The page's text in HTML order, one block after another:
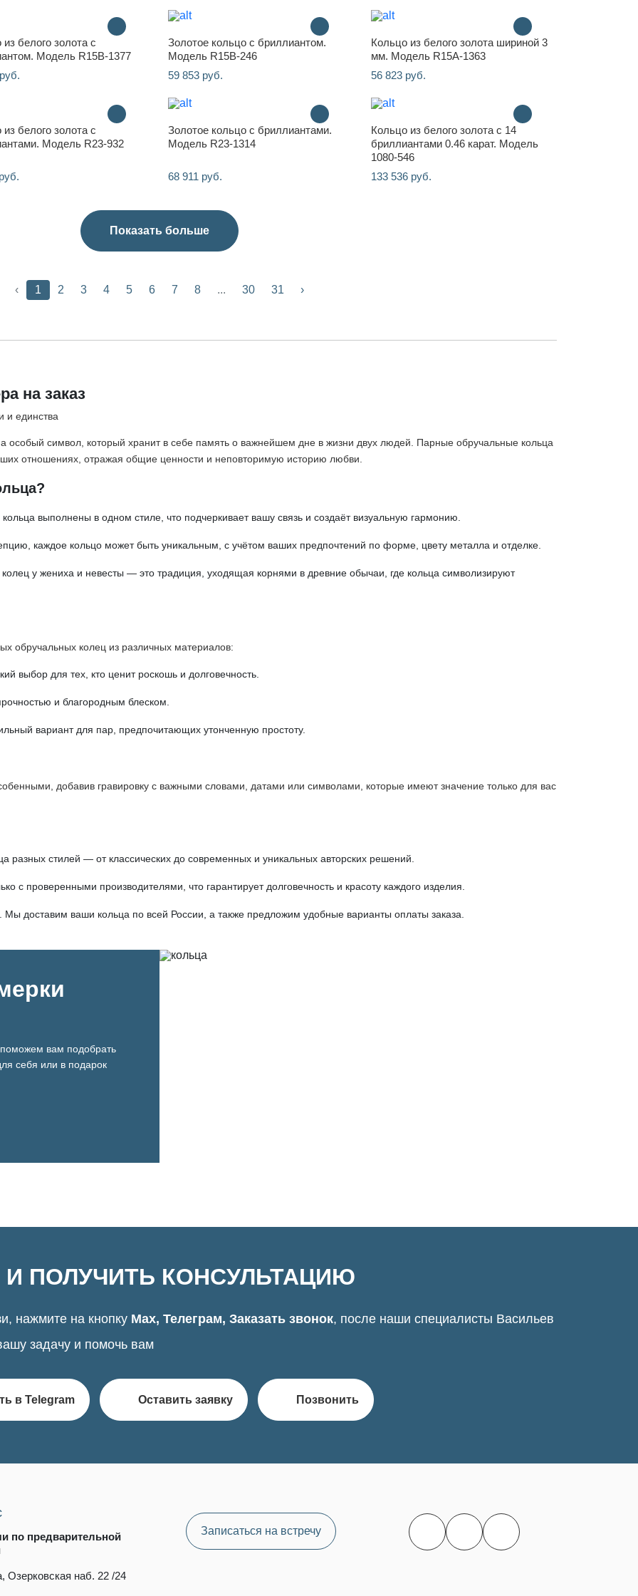
белого золота с
Модель R15B-1377
Золотое кольцо с бриллиантом.
Модель R15B-246
59 853 руб.
Кольцо из белого золота шириной 3
мм. Модель R15A-1363
56 823 руб.
белого золота с
Модель R23-932
Золотое кольцо с бриллиантами.
Модель R23-1314
68 911 руб.
Кольцо из белого золота с 14
бриллиантами 0.46 карат. Модель
1080-546
133 536 руб.
Показать больше
‹ 1 2 3 4 5 6 7 8 ... 30 31 ›
на заказ
и единства
особый символ, который хранит в себе память о важнейшем дне в жизни двух людей. Парные обручальные кольца
отношениях, отражая общие ценности и неповторимую историю любви.
выполнены в одном стиле, что подчеркивает вашу связь и создаёт визуальную гармонию.
каждое кольцо может быть уникальным, с учётом ваших предпочтений по форме, цвету металла и отделке.
у жениха и невесты — это традиция, уходящая корнями в древние обычаи, где кольца символизируют
обручальных колец из различных материалов:
выбор для тех, кто ценит роскошь и долговечность.
и благородным блеском.
вариант для пар, предпочитающих утонченную простоту.
добавив гравировку с важными словами, датами или символами, которые имеют значение только для вас
разных стилей — от классических до современных и уникальных авторских решений.
с проверенными производителями, что гарантирует долговечность и красоту каждого изделия.
доставим ваши кольца по всей России, а также предложим удобные варианты оплаты заказа.
вам подобрать
себя или в подарок
ПОЛУЧИТЬ КОНСУЛЬТАЦИЮ
нажмите на кнопку Max, Телеграм, Заказать звонок, после наши специалисты Васильев
задачу и помочь вам
в Telegram Оставить заявку Позвонить
по предварительной
Озерковская наб. 22 /24
Записаться на встречу